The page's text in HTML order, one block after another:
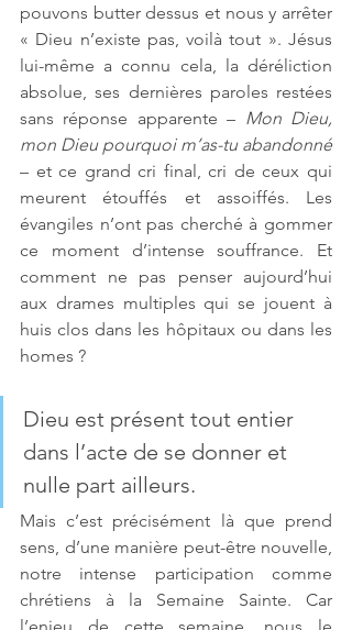
pouvons butter dessus et nous y arrêter
« Dieu n’existe pas, voilà tout ». Jésus
lui-même a connu cela, la déréliction
absolue, ses dernières paroles restées
sans réponse apparente – Mon Dieu,
mon Dieu pourquoi m’as-tu abandonné
– et ce grand cri final, cri de ceux qui
meurent étouffés et assoiffés. Les
évangiles n’ont pas cherché à gommer
ce moment d’intense souffrance. Et
comment ne pas penser aujourd’hui
aux drames multiples qui se jouent à
huis clos dans les hôpitaux ou dans les
homes ?
Dieu est présent tout entier
dans l’acte de se donner et
nulle part ailleurs.
Mais c’est précisément là que prend
sens, d’une manière peut-être nouvelle,
notre intense participation comme
chrétiens à la Semaine Sainte. Car
l’enjeu de cette semaine, nous le